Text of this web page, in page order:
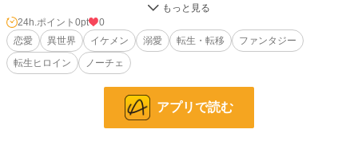
はずなのに、人間たちに歓迎されるどころか傀儡の勇者にされかけて、それを倒
すはずの魔王に助けられるってどういうことですか？
テンプレ展開から道を外してませんか？
しかもイケメン魔王から溺愛されるばかりの毎日です。
***************************************
24h.ポイント 0pt
0
恋愛
異世界 イケメン 溺愛 転生・転移
ファンタジー
転生ヒロイン
ノーチェ
アプリで読む